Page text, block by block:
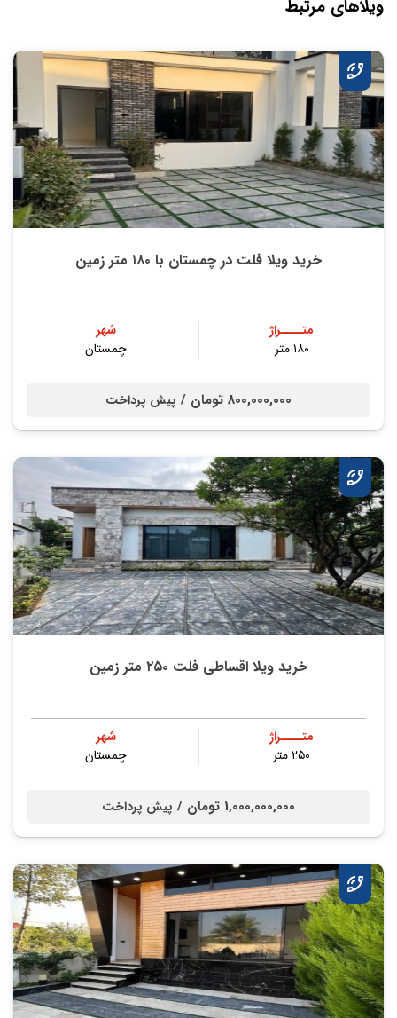
ویلاهای مرتبط
خرید ویلا فلت در چمستان با ۱۸۰ متر زمین
متــــراژ
۱۸۰ متر
شهر
چمستان
800,000,000 تومان / پیش پرداخت
خرید ویلا اقساطی فلت ۲۵۰ متر زمین
متــــراژ
۲۵۰ متر
شهر
چمستان
1,000,000,000 تومان / پیش پرداخت